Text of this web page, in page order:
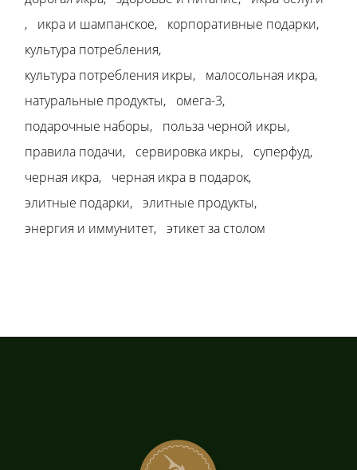
икра и шампанское
корпоративные подарки
культура потребления
культура потребления икры
малосольная икра
натуральные продукты
омега-3
подарочные наборы
польза черной икры
правила подачи
сервировка икры
суперфуд
черная икра
черная икра в подарок
элитные подарки
элитные продукты
энергия и иммунитет
этикет за столом